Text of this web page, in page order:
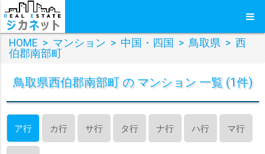
HOME > マンション > 中国・四国 > 鳥取県 > 西
伯郡南部町
鳥取県西伯郡南部町 の マンション 一覧 (1件)
ア行 カ行 サ行 タ行 ナ行 ハ行 マ行